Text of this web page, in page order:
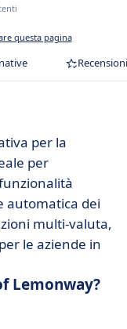
questa pagina
Recensioni
per la
per
automatica dei
multi-valuta,
le aziende in
Lemonway?